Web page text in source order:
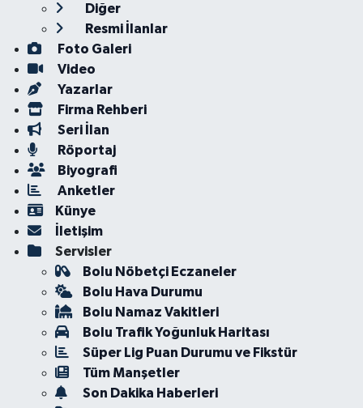
Diğer
Resmi İlanlar
Foto Galeri
Video
Yazarlar
Firma Rehberi
Seri İlan
Röportaj
Biyografi
Anketler
Künye
İletişim
Servisler
Bolu Nöbetçi Eczaneler
Bolu Hava Durumu
Bolu Namaz Vakitleri
Bolu Trafik Yoğunluk Haritası
Süper Lig Puan Durumu ve Fikstür
Tüm Manşetler
Son Dakika Haberleri